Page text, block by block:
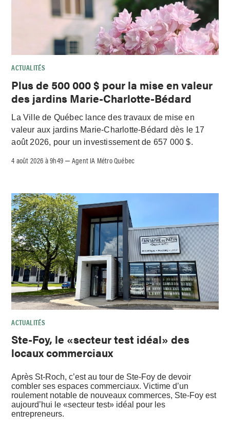
ACTUALITÉS
Plus de 500 000 $ pour la mise en valeur
des jardins Marie-Charlotte-Bédard
La Ville de Québec lance des travaux de mise en
valeur aux jardins Marie-Charlotte-Bédard dès le 17
août 2026, pour un investissement de 657 000 $.
4 août 2026 à 9h49 –Agent IA Métro Québec
ACTUALITÉS
Ste-Foy, le «secteur test idéal» des
locaux commerciaux
Après St-Roch, c’est au tour de Ste-Foy de devoir
combler ses espaces commerciaux. Victime d’un
roulement notable de nouveaux commerces, Ste-Foy est
aujourd’hui le «secteur test» idéal pour les
entrepreneurs.